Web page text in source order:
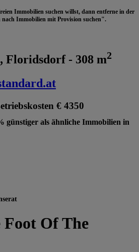
Immobilien suchen willst, dann entferne in der
nach Immobilien mit Provision suchen".
Floridsdorf - 308 m2
€ 4350
günstiger als ähnliche Immobilien in
Foot Of The